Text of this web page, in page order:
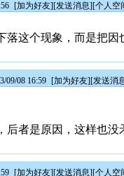
[加为好友][发送消息][个人空
落这个现象，而是把
09/08 16:59 [加为好友][发送消
后者是原因，这样也没
[加为好友][发送消息][个人空